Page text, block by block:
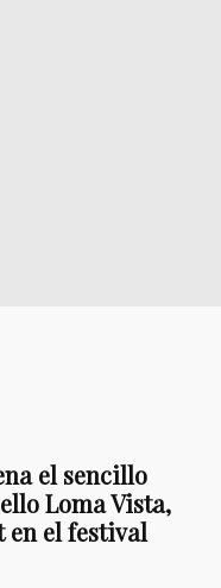
el sencillo
Loma Vista,
en el festival